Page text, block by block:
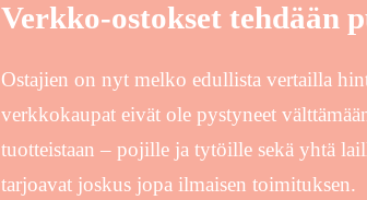
Verkko-ostokset tehdään
Ostajien on nyt melko edullista vertailla
verkkokaupat eivät ole pystyneet
tuotteistaan – pojille ja tytöille sekä yhtä
tarjoavat joskus jopa ilmaisen toimituksen.